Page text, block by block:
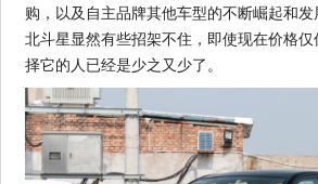
购，以及自主品牌其他车型的不断崛起和发
北斗星显然有些招架不住，即使现在价格
择它的人已经是少之又少了。